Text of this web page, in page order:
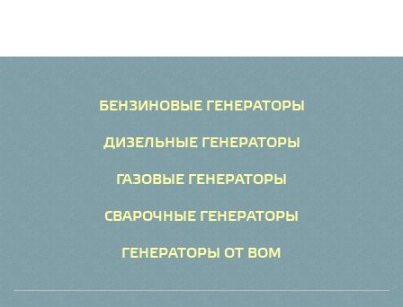
БЕНЗИНОВЫЕ ГЕНЕРАТОРЫ
ДИЗЕЛЬНЫЕ ГЕНЕРАТОРЫ
ГАЗОВЫЕ ГЕНЕРАТОРЫ
СВАРОЧНЫЕ ГЕНЕРАТОРЫ
ГЕНЕРАТОРЫ ОТ ВОМ